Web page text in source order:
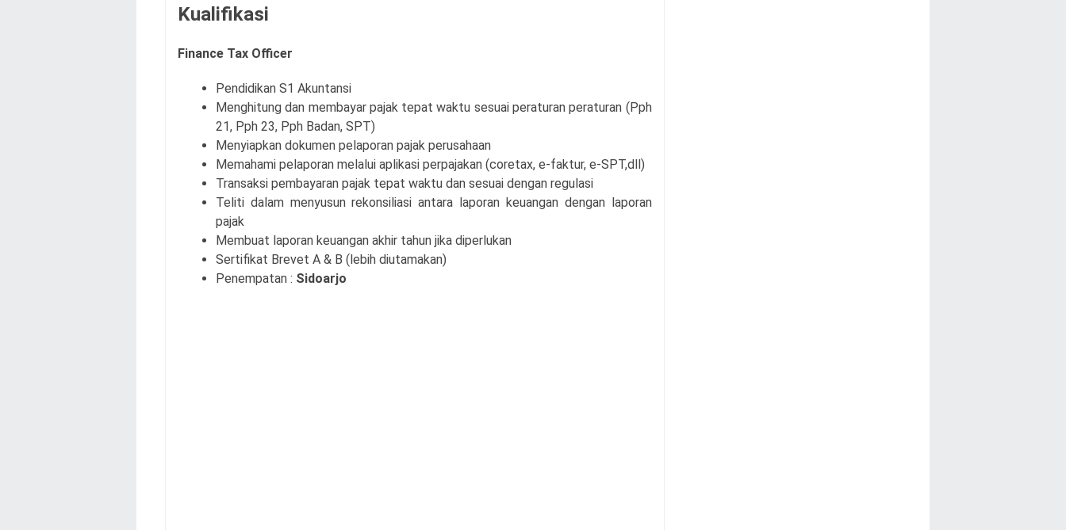
Kualifikasi
Finance Tax Officer
Pendidikan S1 Akuntansi
Menghitung dan membayar pajak tepat waktu sesuai peraturan peraturan (Pph
21, Pph 23, Pph Badan, SPT)
Menyiapkan dokumen pelaporan pajak perusahaan
Memahami pelaporan melalui aplikasi perpajakan (coretax, e-faktur, e-SPT,dll)
Transaksi pembayaran pajak tepat waktu dan sesuai dengan regulasi
Teliti dalam menyusun rekonsiliasi antara laporan keuangan dengan laporan
pajak
Membuat laporan keuangan akhir tahun jika diperlukan
Sertifikat Brevet A & B (lebih diutamakan)
Penempatan : Sidoarjo